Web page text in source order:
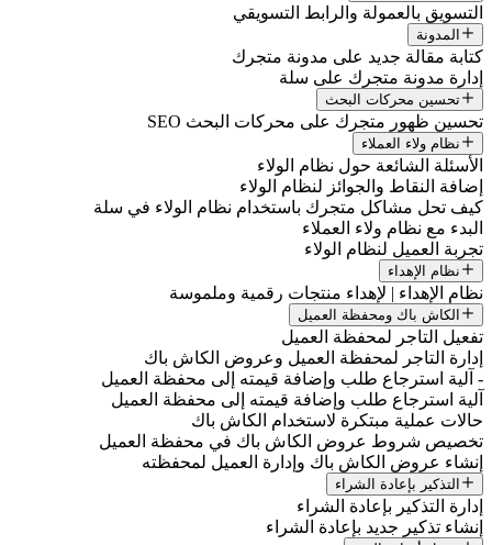
التسويق بالعمولة والرابط التسويقي
المدونة
كتابة مقالة جديد على مدونة متجرك
إدارة مدونة متجرك على سلة
تحسين محركات البحث
تحسين ظهور متجرك على محركات البحث SEO
نظام ولاء العملاء
الأسئلة الشائعة حول نظام الولاء
إضافة النقاط والجوائز لنظام الولاء
كيف تحل مشاكل متجرك باستخدام نظام الولاء في سلة
البدء مع نظام ولاء العملاء
تجربة العميل لنظام الولاء
نظام الإهداء
نظام الإهداء | لإهداء منتجات رقمية وملموسة
الكاش باك ومحفظة العميل
تفعيل التاجر لمحفظة العميل
إدارة التاجر لمحفظة العميل وعروض الكاش باك
- آلية استرجاع طلب وإضافة قيمته إلى محفظة العميل
آلية استرجاع طلب وإضافة قيمته إلى محفظة العميل
حالات عملية مبتكرة لاستخدام الكاش باك
تخصيص شروط عروض الكاش باك في محفظة العميل
إنشاء عروض الكاش باك وإدارة العميل لمحفظته
التذكير بإعادة الشراء
إدارة التذكير بإعادة الشراء
إنشاء تذكير جديد بإعادة الشراء